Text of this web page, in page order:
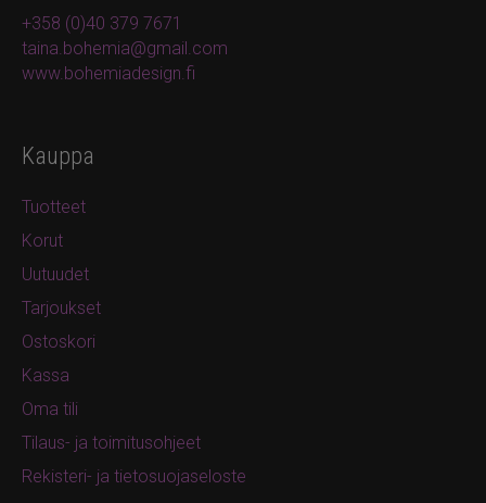
+358 (0)40 379 7671
taina.bohemia@gmail.com
www.bohemiadesign.fi
Kauppa
Tuotteet
Korut
Uutuudet
Tarjoukset
Ostoskori
Kassa
Oma tili
Tilaus- ja toimitusohjeet
Rekisteri- ja tietosuojaseloste